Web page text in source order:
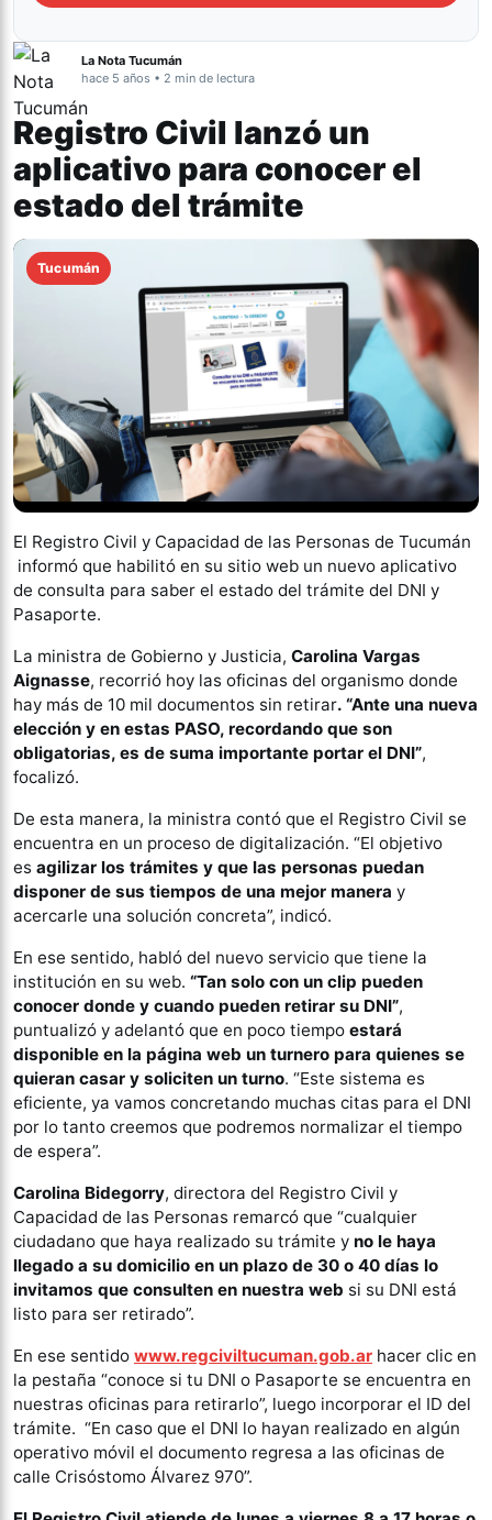
La Nota Tucumán
hace 5 años • 2 min de lectura
Registro Civil lanzó un
aplicativo para conocer el
estado del trámite
Tucumán
El Registro Civil y Capacidad de las Personas de Tucumán
informó que habilitó en su sitio web un nuevo aplicativo
de consulta para saber el estado del trámite del DNI y
Pasaporte.
La ministra de Gobierno y Justicia, Carolina Vargas
Aignasse, recorrió hoy las oficinas del organismo donde
hay más de 10 mil documentos sin retirar. “Ante una nueva
elección y en estas PASO, recordando que son
obligatorias, es de suma importante portar el DNI”,
focalizó.
De esta manera, la ministra contó que el Registro Civil se
encuentra en un proceso de digitalización. “El objetivo
es agilizar los trámites y que las personas puedan
disponer de sus tiempos de una mejor manera y
acercarle una solución concreta”, indicó.
En ese sentido, habló del nuevo servicio que tiene la
institución en su web. “Tan solo con un clip pueden
conocer donde y cuando pueden retirar su DNI”,
puntualizó y adelantó que en poco tiempo estará
disponible en la página web un turnero para quienes se
quieran casar y soliciten un turno. “Este sistema es
eficiente, ya vamos concretando muchas citas para el DNI
por lo tanto creemos que podremos normalizar el tiempo
de espera”.
Carolina Bidegorry, directora del Registro Civil y
Capacidad de las Personas remarcó que “cualquier
ciudadano que haya realizado su trámite y no le haya
llegado a su domicilio en un plazo de 30 o 40 días lo
invitamos que consulten en nuestra web si su DNI está
listo para ser retirado”.
En ese sentido www.regciviltucuman.gob.ar hacer clic en
la pestaña “conoce si tu DNI o Pasaporte se encuentra en
nuestras oficinas para retirarlo”, luego incorporar el ID del
trámite. “En caso que el DNI lo hayan realizado en algún
operativo móvil el documento regresa a las oficinas de
calle Crisóstomo Álvarez 970”.